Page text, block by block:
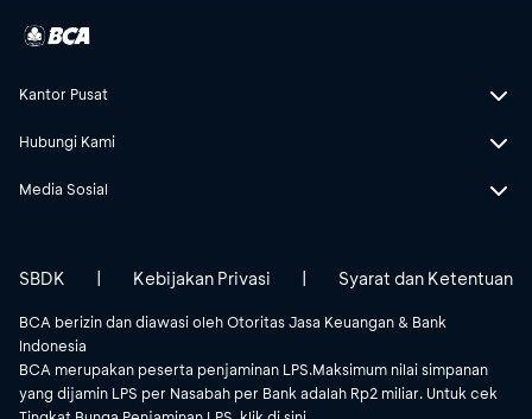
Kantor Pusat
Hubungi Kami
Media Sosial
BCA berizin dan diawasi oleh Otoritas Jasa Keuangan & Bank
Indonesia
BCA merupakan peserta penjaminan LPS.Maksimum nilai simpanan
yang dijamin LPS per Nasabah per Bank adalah Rp2 miliar. Untuk cek
SBDK | Kebijakan Privasi | Syarat dan Ketentuan